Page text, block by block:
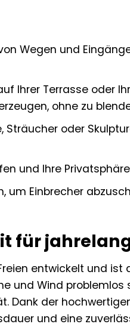
Wegen und
Ihrer Terrasse oder
ohne zu
oder
und Ihre
um Einbrecher
für
entwickelt und ist
und Wind problemlos
Dank der
und eine